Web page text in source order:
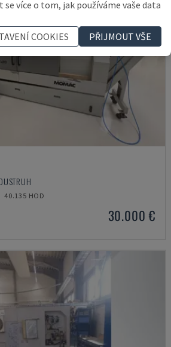
40.135 HOD
30.000 €
se více o tom, jak používáme vaše data
COOKIES
PŘIJMOUT VŠE